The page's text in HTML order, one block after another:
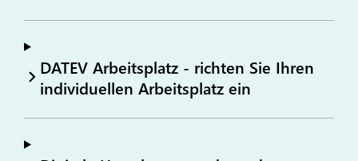
DATEV Arbeitsplatz - richten Sie Ihren
individuellen Arbeitsplatz ein